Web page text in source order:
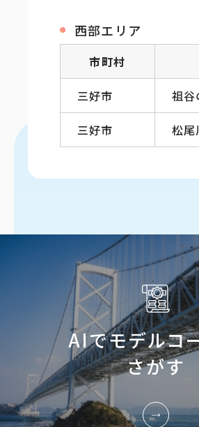
西部エリア
市町村
三好市 祖谷
三好市 松尾
AIでモデルコ
さがす